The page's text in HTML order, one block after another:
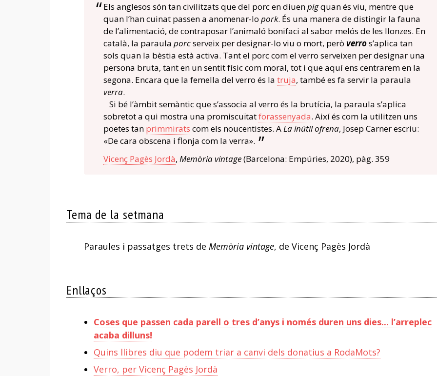
Els anglesos són tan civilitzats que del porc en diuenpigquan és viu, mentre que
quan l’han cuinat passen a anomenar-lo pork. És una manera de distingir la fauna
de l’alimentació, de contraposar l’animaló bonifaci al sabor melós de les llonzes. En
català, la paraula porcserveix per designar-lo viu o mort, però verros’aplica tan
sols quan la bèstia està activa. Tant el porc com el verro serveixen per designar una
persona bruta, tant en un sentit físic com moral, tot i que aquí ens centrarem en la
segona. Encara que la femella del verro és la truja, també es fa servir la paraula
verra.
Si bé l’àmbit semàntic que s’associa al verro és la brutícia, la paraula s’aplica
sobretot a qui mostra una promiscuïtatforassenyada. Així és com la utilitzen uns
poetes tan primmirats com els noucentistes. ALa inútil ofrena, Josep Carner escriu:
«De cara obscena i flonja com la verra».
Vicenç Pagès Jordà, Memòria vintage(Barcelona: Empúries, 2020), pàg. 359
Tema de la setmana
Paraules i passatges trets de Memòria vintage, de Vicenç Pagès Jordà
Enllaços
Coses que passen cada parell o tres d’anys i només duren uns dies... l’arreplec
acaba dilluns!
Quins llibres diu que podem triar a canvi dels donatius a RodaMots?
Verro, per Vicenç Pagès Jordà